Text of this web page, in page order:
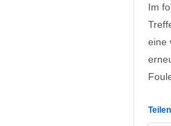
Im
eine